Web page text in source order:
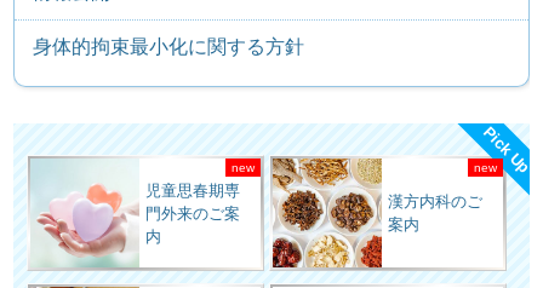
身体的拘束最小化に関する方針
Pick Up
児童思春期専
門外来のご案
内
漢方内科のご
案内